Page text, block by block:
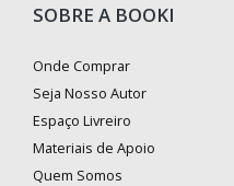
SOBRE A BOOKI
Onde Comprar
Seja Nosso Autor
Espaço Livreiro
Materiais de Apoio
Quem Somos